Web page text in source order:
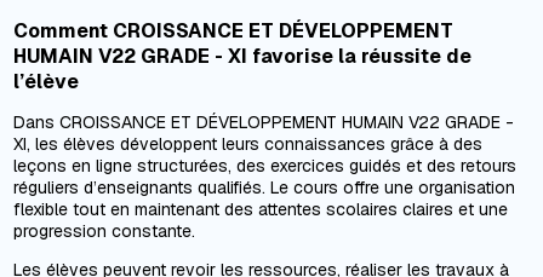
Comment CROISSANCE ET DÉVELOPPEMENT
HUMAIN V22 GRADE - XI favorise la réussite de
l’élève
Dans CROISSANCE ET DÉVELOPPEMENT HUMAIN V22 GRADE -
XI, les élèves développent leurs connaissances grâce à des
leçons en ligne structurées, des exercices guidés et des retours
réguliers d’enseignants qualifiés. Le cours offre une organisation
flexible tout en maintenant des attentes scolaires claires et une
progression constante.
Les élèves peuvent revoir les ressources, réaliser les travaux à